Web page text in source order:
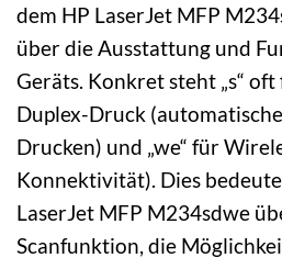
dem HP LaserJet MFP
über die Ausstattung und
Geräts. Konkret steht „s“
Duplex-Druck
Drucken) und „we“ für
Konnektivität). Dies
LaserJet MFP M234sdwe
Scanfunktion, die